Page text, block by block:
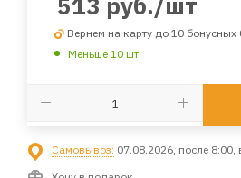
Вернем на карту до 10 бонусных
Меньше 10 шт
Самовывоз: 07.08.2026, после 8:00,